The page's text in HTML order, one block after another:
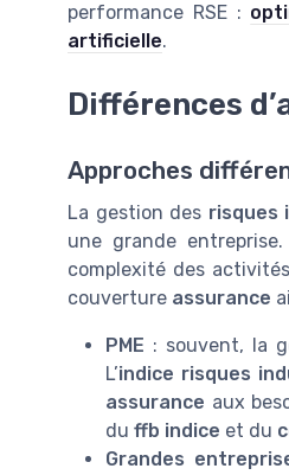
performance RSE :
artificielle.
Différences
Approches
La gestion des risques
une grande
complexité des
couverture assurance
PME : souvent, la
L’indice risques
assurance aux
du ffb indice et du
Grandes